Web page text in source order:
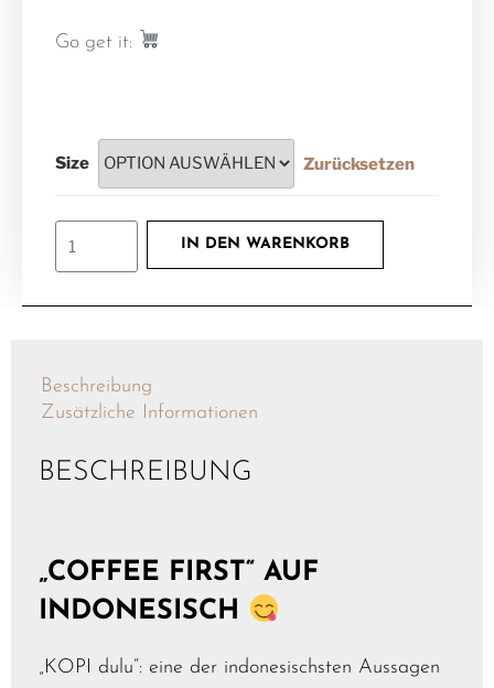
Go get it:
Size Zurücksetzen
IN DEN WARENKORB
Beschreibung
Zusätzliche Informationen
BESCHREIBUNG
„COFFEE FIRST“ AUF
INDONESISCH
„KOPI dulu“: eine der indonesischsten Aussagen